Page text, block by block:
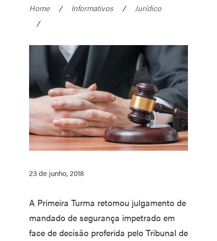
Home / Informativos /
Jurídico
/
23 de junho, 2018
A Primeira Turma retomou julgamento de
mandado de segurança impetrado em
face de decisão proferida pelo Tribunal de